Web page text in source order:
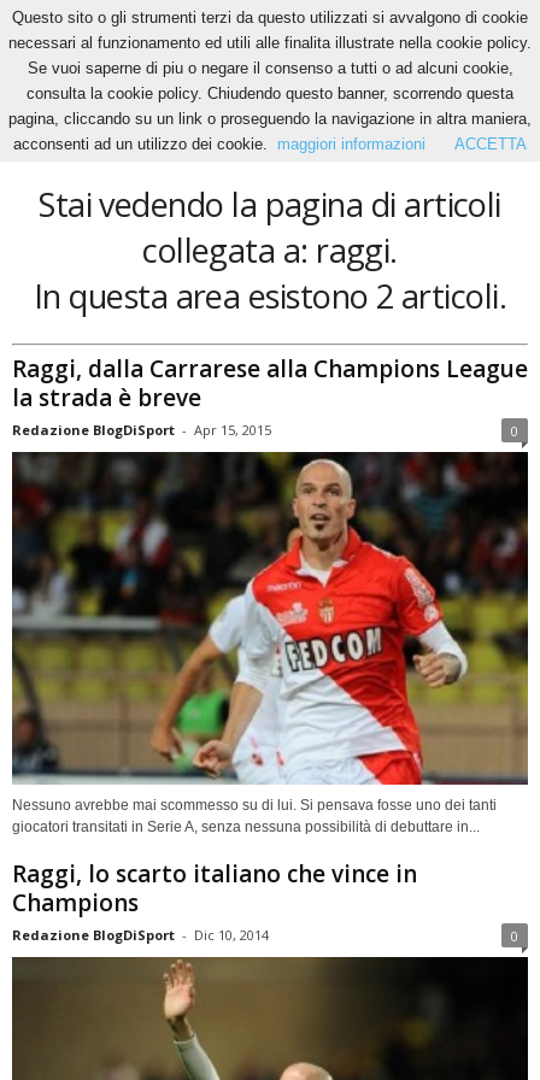
Home Tags Raggi
raggi
Stai vedendo la pagina di articoli
collegata a: raggi.
In questa area esistono 2 articoli.
Raggi, dalla Carrarese alla Champions League
la strada è breve
Redazione BlogDiSport - Apr 15, 2015 0
Nessuno avrebbe mai scommesso su di lui. Si pensava fosse uno dei tanti
giocatori transitati in Serie A, senza nessuna possibilità di debuttare in...
Raggi, lo scarto italiano che vince in
Champions
Redazione BlogDiSport - Dic 10, 2014 0
Questo sito o gli strumenti terzi da questo utilizzati si avvalgono di cookie
necessari al funzionamento ed utili alle finalita illustrate nella cookie policy.
Se vuoi saperne di piu o negare il consenso a tutti o ad alcuni cookie,
consulta la cookie policy. Chiudendo questo banner, scorrendo questa
pagina, cliccando su un link o proseguendo la navigazione in altra maniera,
acconsenti ad un utilizzo dei cookie.
maggiori informazioni ACCETTA